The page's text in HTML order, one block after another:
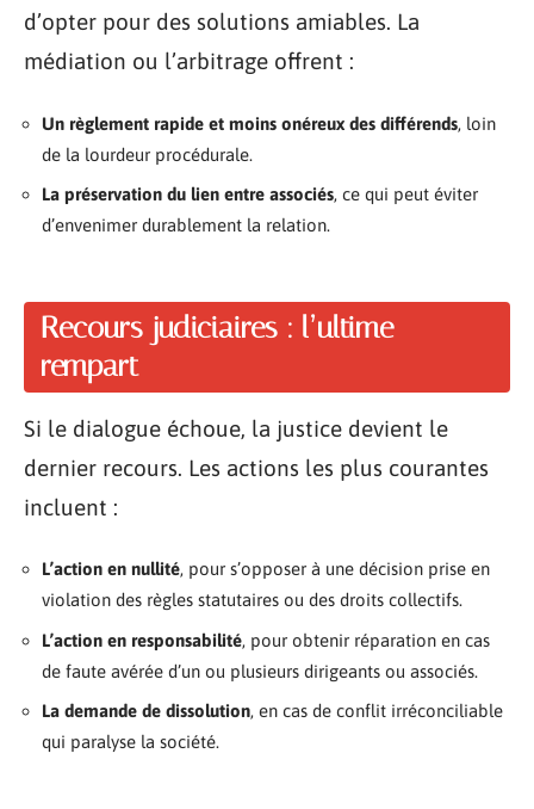
d’opter pour des solutions amiables. La
médiation ou l’arbitrage offrent :
Un règlement rapide et moins onéreux des différends, loin
de la lourdeur procédurale.
La préservation du lien entre associés, ce qui peut éviter
d’envenimer durablement la relation.
Recours judiciaires : l’ultime
rempart
Si le dialogue échoue, la justice devient le
dernier recours. Les actions les plus courantes
incluent :
L’action en nullité, pour s’opposer à une décision prise en
violation des règles statutaires ou des droits collectifs.
L’action en responsabilité, pour obtenir réparation en cas
de faute avérée d’un ou plusieurs dirigeants ou associés.
La demande de dissolution, en cas de conflit irréconciliable
qui paralyse la société.